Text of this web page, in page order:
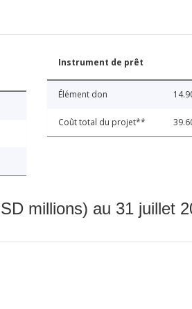
Instrument de prêt
Élément don
Coût total du projet**
millions) au 31 juillet